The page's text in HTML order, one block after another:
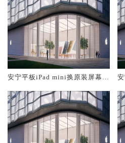
安宁平板iPad mini换原装屏幕服